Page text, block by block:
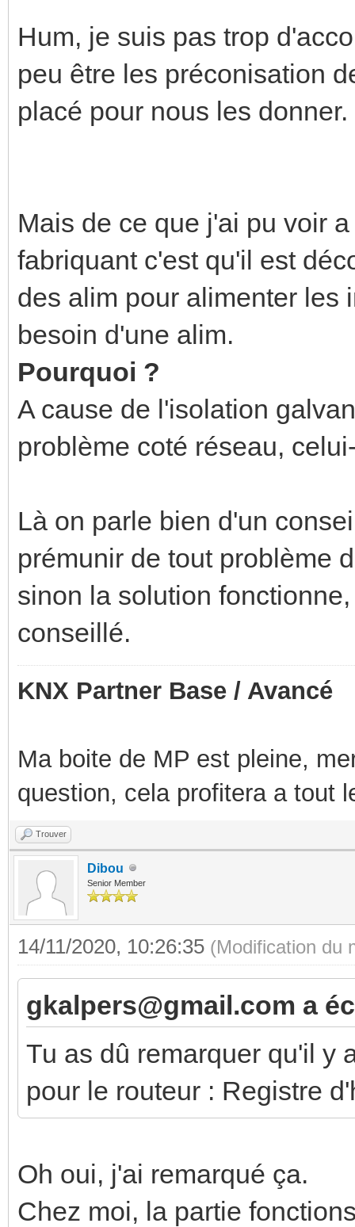
Hum, je suis pas trop
peu être les préconisation
placé pour nous les donner.
Mais de ce que j'ai pu voir
fabriquant c'est qu'il est
des alim pour alimenter les
besoin d'une alim.
Pourquoi ?
A cause de l'isolation
problème coté réseau,
Là on parle bien d'un
prémunir de tout problème
sinon la solution
conseillé.
KNX Partner Base / Avancé
Ma boite de MP est pleine,
question, cela profitera a tout
Trouver
Dibou
Senior Member
14/11/2020, 10:26:35 (Modification du
gkalpers@gmail.com a
Tu as dû remarquer qu'il y
pour le routeur : Registre
Oh oui, j'ai remarqué ça.
Chez moi, la partie